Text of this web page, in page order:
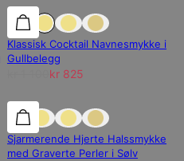
25% rabatt
25% rabatt
Klassisk Cocktail Navnesmykke i
Gullbelegg
kr 825
25% rabatt
25% rabatt
Sjarmerende Hjerte Halssmykke
med Graverte Perler i Sølv